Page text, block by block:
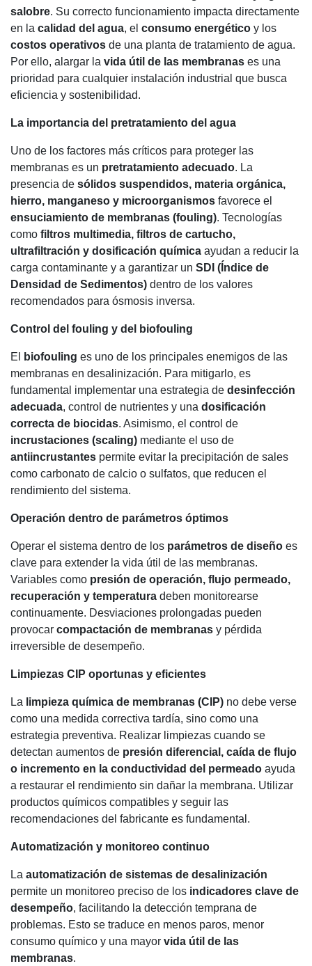
salobre. Su correcto funcionamiento impacta directamente
en la calidad del agua, el consumo energético y los
costos operativos de una planta de tratamiento de agua.
Por ello, alargar la vida útil de las membranas es una
prioridad para cualquier instalación industrial que busca
eficiencia y sostenibilidad.
La importancia del pretratamiento del agua
Uno de los factores más críticos para proteger las
membranas es un pretratamiento adecuado. La
presencia de sólidos suspendidos, materia orgánica,
hierro, manganeso y microorganismos favorece el
ensuciamiento de membranas (fouling). Tecnologías
como filtros multimedia, filtros de cartucho,
ultrafiltración y dosificación química ayudan a reducir la
carga contaminante y a garantizar un SDI (Índice de
Densidad de Sedimentos) dentro de los valores
recomendados para ósmosis inversa.
Control del fouling y del biofouling
El biofouling es uno de los principales enemigos de las
membranas en desalinización. Para mitigarlo, es
fundamental implementar una estrategia de desinfección
adecuada, control de nutrientes y una dosificación
correcta de biocidas. Asimismo, el control de
incrustaciones (scaling) mediante el uso de
antiincrustantes permite evitar la precipitación de sales
como carbonato de calcio o sulfatos, que reducen el
rendimiento del sistema.
Operación dentro de parámetros óptimos
Operar el sistema dentro de los parámetros de diseño es
clave para extender la vida útil de las membranas.
Variables como presión de operación, flujo permeado,
recuperación y temperatura deben monitorearse
continuamente. Desviaciones prolongadas pueden
provocar compactación de membranas y pérdida
irreversible de desempeño.
Limpiezas CIP oportunas y eficientes
La limpieza química de membranas (CIP) no debe verse
como una medida correctiva tardía, sino como una
estrategia preventiva. Realizar limpiezas cuando se
detectan aumentos de presión diferencial, caída de flujo
o incremento en la conductividad del permeado ayuda
a restaurar el rendimiento sin dañar la membrana. Utilizar
productos químicos compatibles y seguir las
recomendaciones del fabricante es fundamental.
Automatización y monitoreo continuo
La automatización de sistemas de desalinización
permite un monitoreo preciso de los indicadores clave de
desempeño, facilitando la detección temprana de
problemas. Esto se traduce en menos paros, menor
consumo químico y una mayor vida útil de las
membranas.